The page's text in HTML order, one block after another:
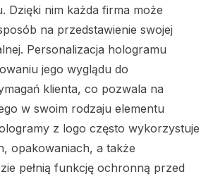
Dzięki nim każda firma może
na przedstawienie swojej
Personalizacja hologramu
jego wyglądu do
klienta, co pozwala na
w swoim rodzaju elementu
z logo często wykorzystuje
opakowaniach, a także
pełnią funkcję ochronną przed